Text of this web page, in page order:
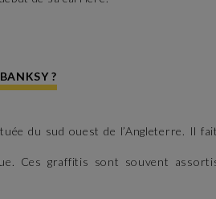
?
du sud ouest de l’Angleterre. Il
Ces graffitis sont souvent